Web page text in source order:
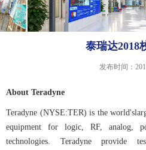
泰瑞达2018
发布时间：
About Teradyne
Teradyne (NYSE:TER) is the
equipment for logic, RF, analog,
technologies. Teradyne provide